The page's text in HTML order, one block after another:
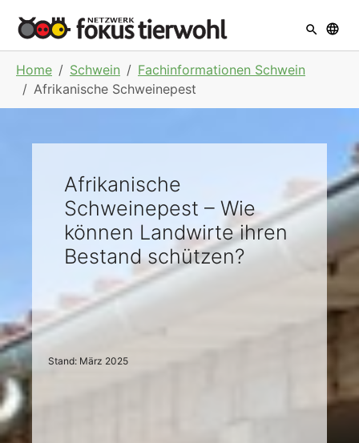
Home Schwein
Fachinformationen Schwein
Afrikanische Schweinepest
Afrikanische
Schweinepest – Wie
können Landwirte ihren
Bestand schützen?
Stand: März 2025